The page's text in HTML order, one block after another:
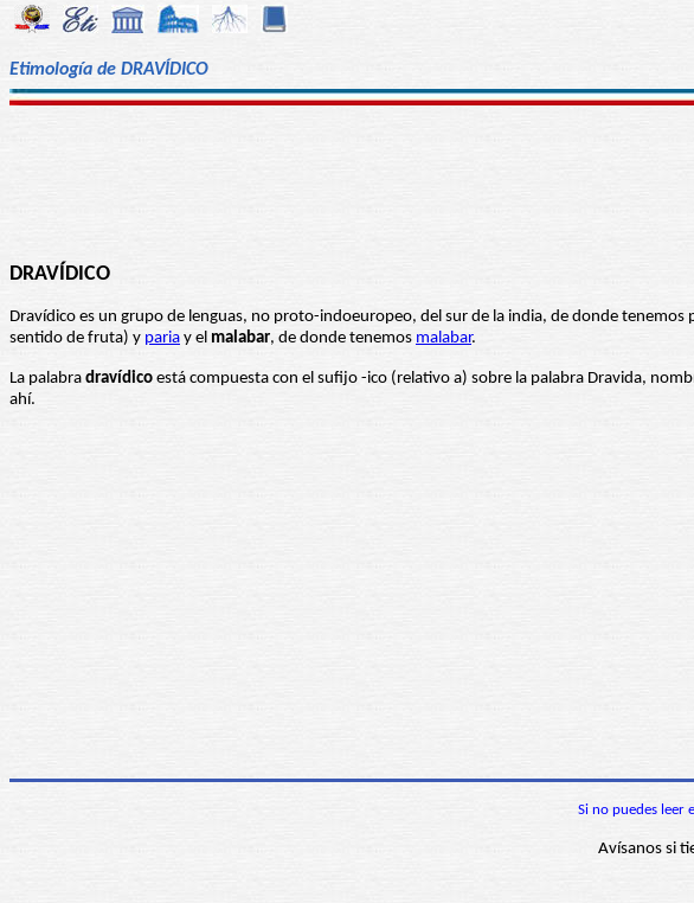
Etimología de DRAVÍDICO
DRAVÍDICO
Dravídico es un grupo de lenguas, no proto-indoeuropeo, del sur de la india, de donde tenemos
sentido de fruta) y paria y el malabar, de donde tenemos malabar.
La palabra dravídico está compuesta con el sufijo -ico (relativo a) sobre la palabra Dravida,
ahí.
Si no puedes leer
Avísanos si